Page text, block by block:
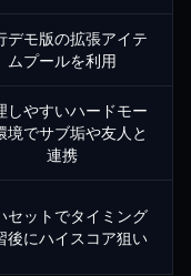
デモ版の拡張アイテ
ムプールを利用
しやすいハードモー
境でサブ垢や友人と
連携
セットでタイミング
後にハイスコア狙い